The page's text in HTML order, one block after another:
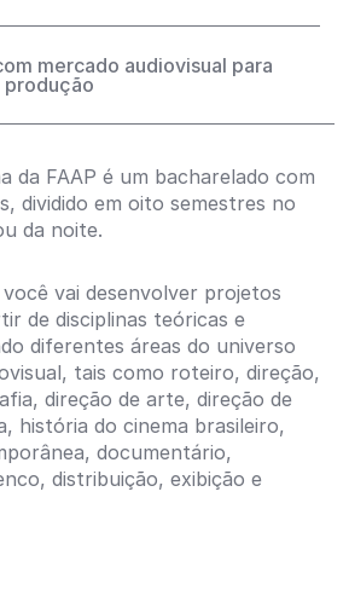
mercado audiovisual para
produção
da FAAP é um bacharelado com
dividido em oito semestres no
da noite.
vai desenvolver projetos
de disciplinas teóricas e
diferentes áreas do universo
tais como roteiro, direção,
direção de arte, direção de
história do cinema brasileiro,
documentário,
distribuição, exibição e